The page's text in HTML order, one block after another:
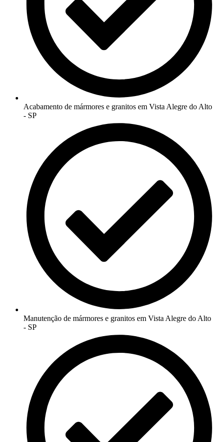
Acabamento de mármores e granitos em Vista Alegre do Alto
- SP
Manutenção de mármores e granitos em Vista Alegre do Alto
- SP